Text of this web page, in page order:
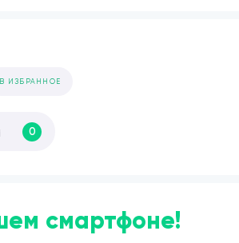
В ИЗБРАННОЕ
0
смартфоне!